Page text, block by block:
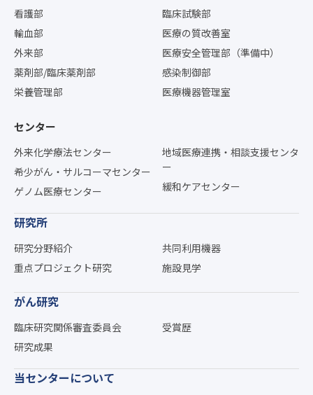
看護部
輸血部
外来部
薬剤部/臨床薬剤部
栄養管理部
臨床試験部
医療の質改善室
医療安全管理部（準備中）
感染制御部
医療機器管理室
センター
外来化学療法センター
希少がん・サルコーマセンター
ゲノム医療センター
地域医療連携・相談支援センタ
ー
緩和ケアセンター
研究所
研究分野紹介
重点プロジェクト研究
共同利用機器
施設見学
がん研究
臨床研究関係審査委員会
研究成果
受賞歴
当センターについて